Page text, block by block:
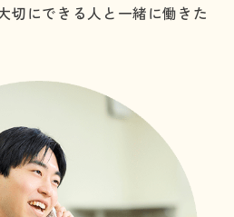
切にできる人と一緒に働きた